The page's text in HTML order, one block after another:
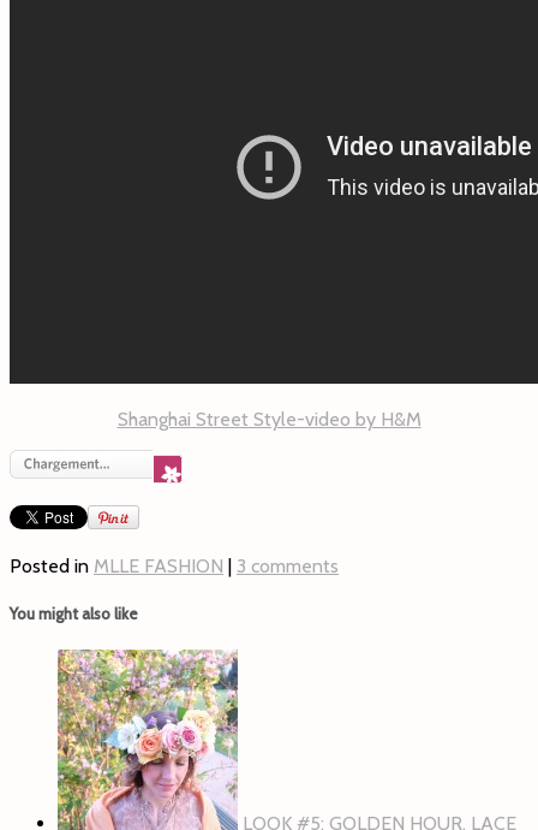
Shanghai Street Style-video by H&M
Posted in MLLE FASHION | 3 comments
You might also like
LOOK #5: GOLDEN HOUR, LACE